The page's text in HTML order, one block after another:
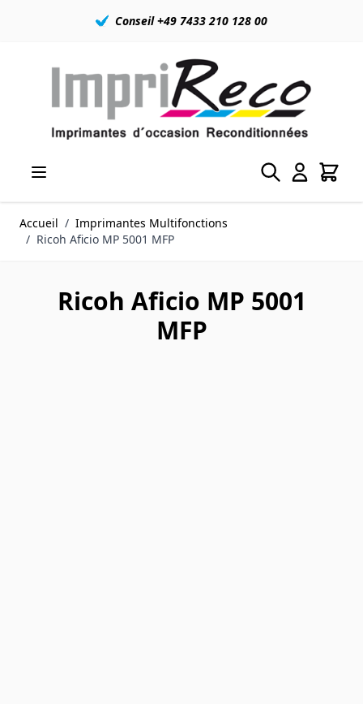
Conseil +49 7433 210 128 00
Accueil / Imprimantes Multifonctions
/ Ricoh Aficio MP 5001 MFP
Ricoh Aficio MP 5001
MFP